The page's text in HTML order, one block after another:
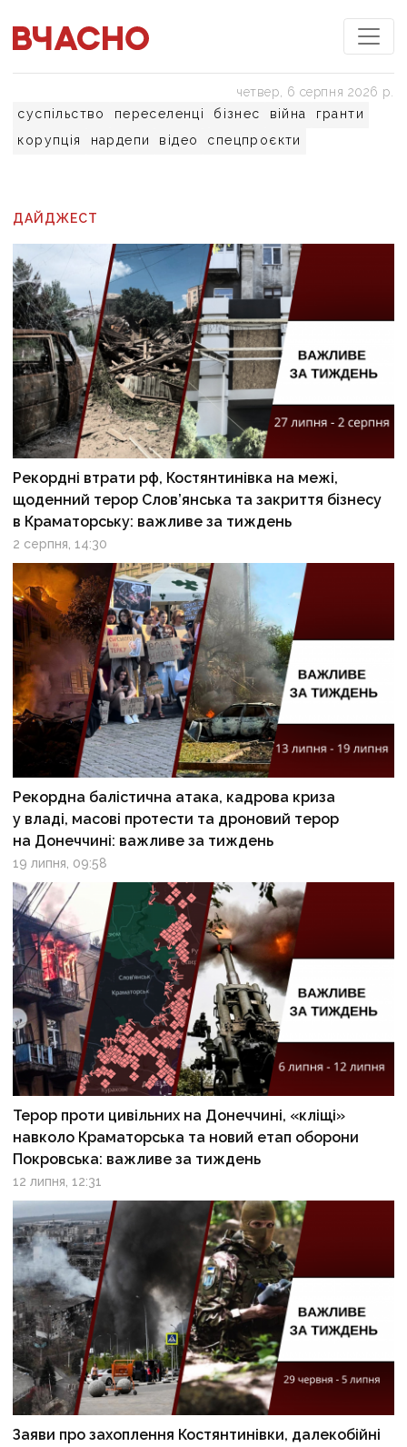
суспільство переселенці бізнес війна
гранти
корупція
нардепи відео спецпроєкти
четвер, 6 серпня 2026 р.
ДАЙДЖЕСТ
Рекордні втрати рф, Костянтинівка на межі,
щоденний терор Слов’янська та закриття бізнесу
в Краматорську: важливе за тиждень
2 серпня, 14:30
Рекордна балістична атака, кадрова криза
у владі, масові протести та дроновий терор
на Донеччині: важливе за тиждень
19 липня, 09:58
Терор проти цивільних на Донеччині, «кліщі»
навколо Краматорська та новий етап оборони
Покровська: важливе за тиждень
12 липня, 12:31
Заяви про захоплення Костянтинівки, далекобійні